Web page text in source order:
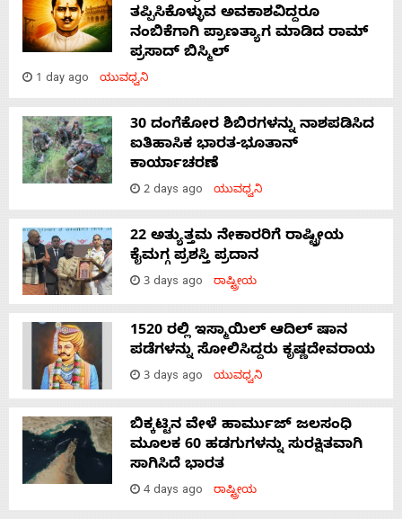
ತಪ್ಪಿಸಿಕೊಳ್ಳುವ ಅವಕಾಶವಿದ್ದರೂ
ನಂಬಿಕೆಗಾಗಿ ಪ್ರಾಣತ್ಯಾಗ ಮಾಡಿದ ರಾಮ್
ಪ್ರಸಾದ್ ಬಿಸ್ಮಿಲ್
1 day ago ಯುವಧ್ವನಿ
30 ದಂಗೆಕೋರ ಶಿಬಿರಗಳನ್ನು ನಾಶಪಡಿಸಿದ
ಐತಿಹಾಸಿಕ ಭಾರತ-ಭೂತಾನ್
ಕಾರ್ಯಾಚರಣೆ
2 days ago ಯುವಧ್ವನಿ
22 ಅತ್ಯುತ್ತಮ ನೇಕಾರರಿಗೆ ರಾಷ್ಟ್ರೀಯ
ಕೈಮಗ್ಗ ಪ್ರಶಸ್ತಿ ಪ್ರದಾನ
3 days ago ರಾಷ್ಟ್ರೀಯ
1520 ರಲ್ಲಿ ಇಸ್ಮಾಯಿಲ್ ಆದಿಲ್ ಷಾನ
ಪಡೆಗಳನ್ನು ಸೋಲಿಸಿದ್ದರು ಕೃಷ್ಣದೇವರಾಯ
3 days ago ಯುವಧ್ವನಿ
ಬಿಕ್ಕಟ್ಟಿನ ವೇಳೆ ಹಾರ್ಮುಜ್ ಜಲಸಂಧಿ
ಮೂಲಕ 60 ಹಡಗುಗಳನ್ನು ಸುರಕ್ಷಿತವಾಗಿ
ಸಾಗಿಸಿದೆ ಭಾರತ
4 days ago ರಾಷ್ಟ್ರೀಯ